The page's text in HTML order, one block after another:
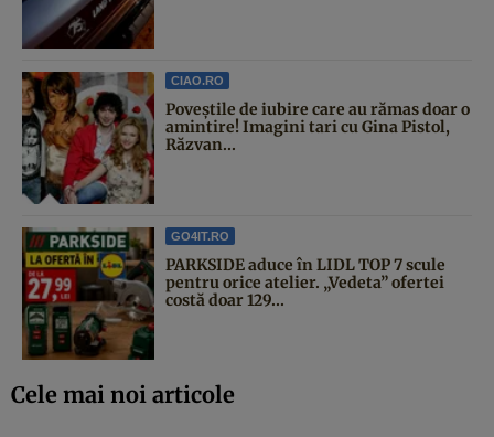
CIAO.RO
Poveştile de iubire care au rămas doar o
amintire! Imagini tari cu Gina Pistol,
Răzvan...
GO4IT.RO
PARKSIDE aduce în LIDL TOP 7 scule
pentru orice atelier. „Vedeta” ofertei
costă doar 129...
Cele mai noi articole